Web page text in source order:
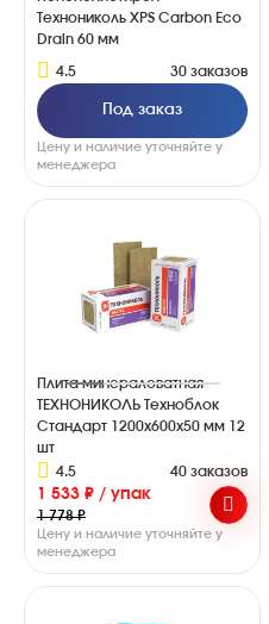
Технониколь XPS Carbon Eco
Drain 60 мм
4.5 30 заказов
Под заказ
Цену и наличие уточняйте у
менеджера
Плита минераловатная
ТЕХНОНИКОЛЬ Техноблок
Стандарт 1200х600х50 мм 12
шт
4.5
40 заказов
1 533 ₽ / упак
1 778 ₽
Цену и наличие уточняйте у
менеджера